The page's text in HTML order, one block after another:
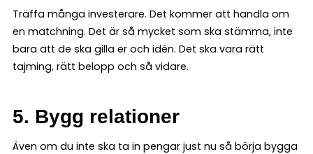
Träffa många investerare. Det kommer att handla om
en matchning. Det är så mycket som ska stämma, inte
bara att de ska gilla er och idén. Det ska vara rätt
tajming, rätt belopp och så vidare.
5. Bygg relationer
Även om du inte ska ta in pengar just nu så börja bygga